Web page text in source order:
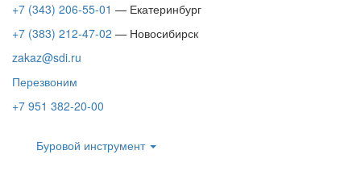
+7 (343) 206-55-01 — Екатеринбург
+7 (383) 212-47-02 — Новосибирск
zakaz@sdi.ru
Перезвоним
+7 951 382-20-00
Буровой инструмент